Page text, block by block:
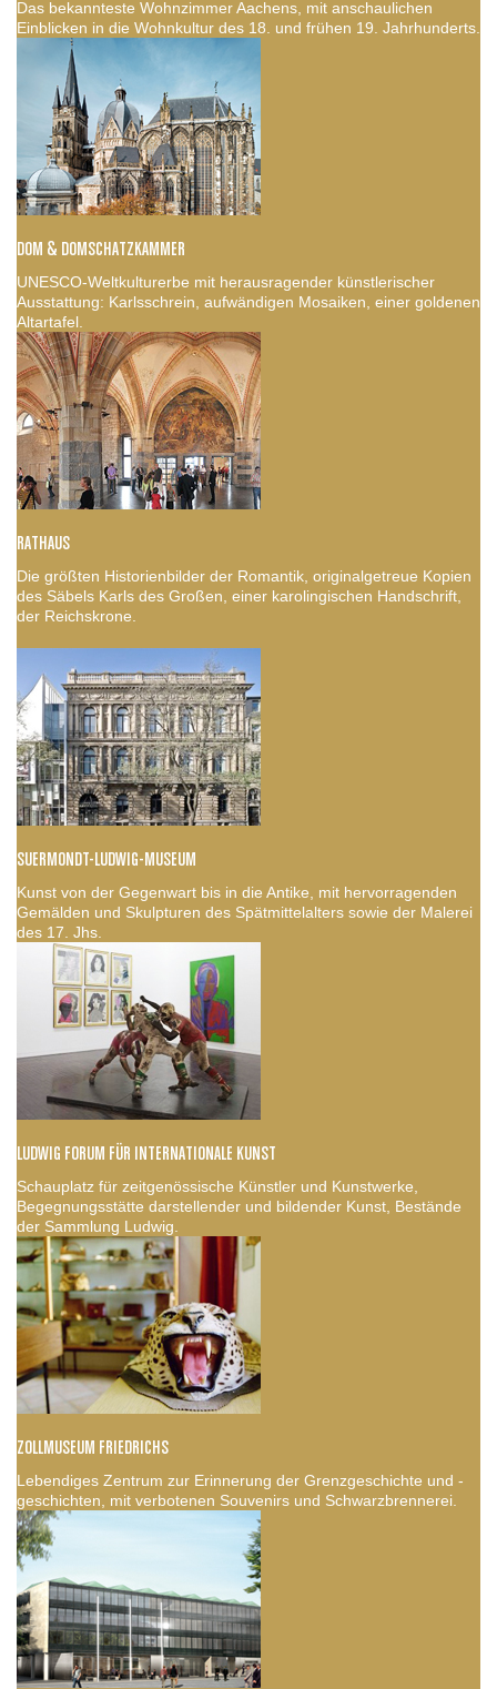
Das bekannteste Wohnzimmer Aachens, mit anschaulichen
Einblicken in die Wohnkultur des 18. und frühen 19. Jahrhunderts.
DOM & DOMSCHATZKAMMER
UNESCO-Weltkulturerbe mit herausragender künstlerischer
Ausstattung: Karlsschrein, aufwändigen Mosaiken, einer goldenen
Altartafel.
RATHAUS
Die größten Historienbilder der Romantik, originalgetreue Kopien
des Säbels Karls des Großen, einer karolingischen Handschrift,
der Reichskrone.
SUERMONDT-LUDWIG-MUSEUM
Kunst von der Gegenwart bis in die Antike, mit hervorragenden
Gemälden und Skulpturen des Spätmittelalters sowie der Malerei
des 17. Jhs.
LUDWIG FORUM FÜR INTERNATIONALE KUNST
Schauplatz für zeitgenössische Künstler und Kunstwerke,
Begegnungsstätte darstellender und bildender Kunst, Bestände
der Sammlung Ludwig.
ZOLLMUSEUM FRIEDRICHS
Lebendiges Zentrum zur Erinnerung der Grenzgeschichte und -
geschichten, mit verbotenen Souvenirs und Schwarzbrennerei.